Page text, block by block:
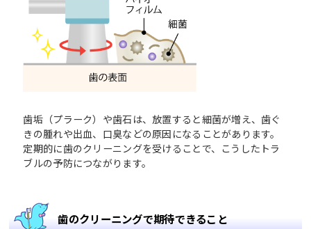
歯垢（プラーク）や歯石は、放置すると細菌が増え、歯ぐ
きの腫れや出血、口臭などの原因になることがあります。
定期的に歯のクリーニングを受けることで、こうしたトラ
ブルの予防につながります。
歯のクリーニングで期待できること